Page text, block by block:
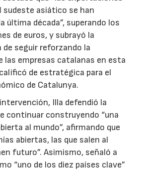
sudeste asiático se han
última década”, superando los
de euros, y subrayó la
seguir reforzando la
las empresas catalanas en esta
de estratégica para el
de Catalunya.
Illa defendió la
continuar construyendo “una
al mundo”, afirmando que
abiertas, las que salen al
futuro”. Asimismo, señaló a
“uno de los diez países clave”